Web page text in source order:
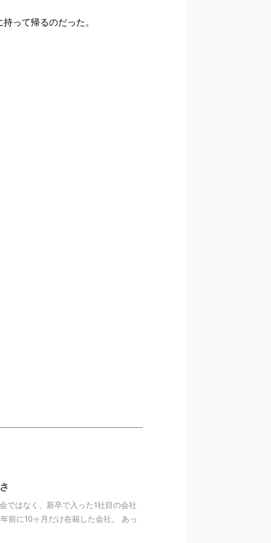
って帰るのだった。
ではなく、新卒で入った1社目の会社
前に10ヶ月だけ在籍した会社。 あっ